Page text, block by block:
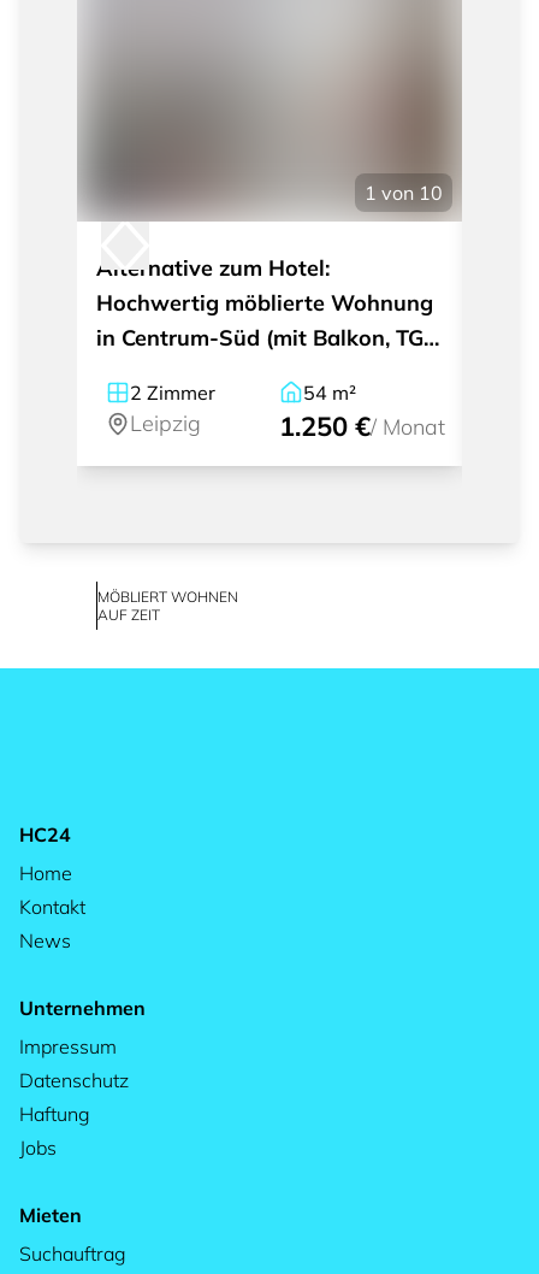
1 von 10
Alternative zum Hotel:
Hochwertig möblierte Wohnung
in Centrum-Süd (mit Balkon, TG-
2 Zimmer
Leipzig
54 m²
1.250 €/ Monat
MÖBLIERT WOHNEN
AUF ZEIT
HC24
Home
Kontakt
News
Unternehmen
Impressum
Datenschutz
Haftung
Jobs
Mieten
Suchauftrag